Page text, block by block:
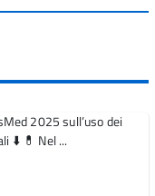
2025 sull’uso dei
⬇️ 💊 Nel ...